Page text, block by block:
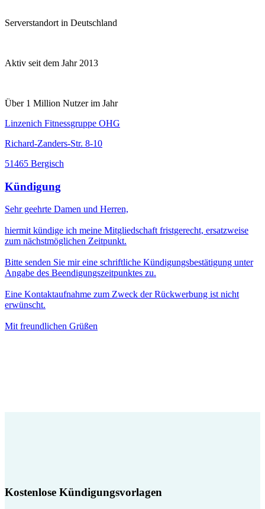
Serverstandort in Deutschland
Aktiv seit dem Jahr 2013
Über 1 Million Nutzer im Jahr
Linzenich Fitnessgruppe OHG
Richard-Zanders-Str. 8-10
51465 Bergisch
Kündigung
Sehr geehrte Damen und Herren,
hiermit kündige ich meine Mitgliedschaft fristgerecht, ersatzweise
zum nächstmöglichen Zeitpunkt.
Bitte senden Sie mir eine schriftliche Kündigungsbestätigung unter
Angabe des Beendigungszeitpunktes zu.
Eine Kontaktaufnahme zum Zweck der Rückwerbung ist nicht
erwünscht.
Mit freundlichen Grüßen
Kostenlose Kündigungsvorlagen